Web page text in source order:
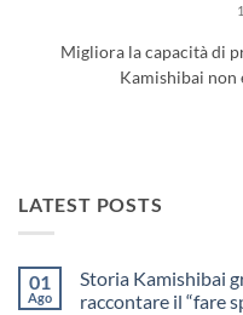
Migliora la capacità di
Kamishibai non
LATEST POSTS
01
Ago
Storia Kamishibai
raccontare il “fare